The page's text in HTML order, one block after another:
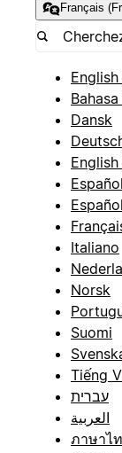
Français
English
Dansk
English
Italiano
Norsk
Suomi
Tiếng
עברית
العربية
ภาษาไ